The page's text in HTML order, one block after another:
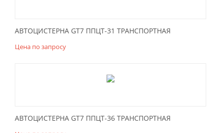
АВТОЦИСТЕРНА GT7 ППЦТ-31 ТРАНСПОРТНАЯ
Цена по запросу
АВТОЦИСТЕРНА GT7 ППЦТ-36 ТРАНСПОРТНАЯ